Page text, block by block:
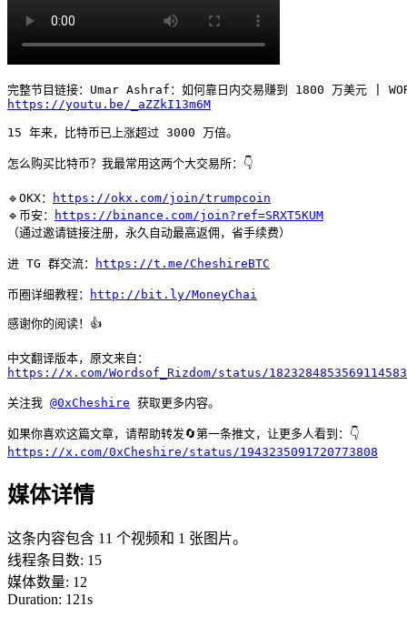
https://youtu.be/_aZZkI13m6M
15 年来，比特币已上涨超过 3000 万倍。
怎么购买比特币？我最常用这两个大交易所：👇
🔹OKX：
https://okx.com/join/trumpcoin
🔹币安：
https://binance.com/join?ref=SRXT5KUM
（通过邀请链接注册，永久自动最高返佣，省手续费）
进 TG 群交流： https://t.me/CheshireBTC
币圈详细教程： http://bit.ly/MoneyChai
感谢你的阅读！👍
https://x.com/Wordsof_Rizdom/status/1823284853569114583
关注我 @0xCheshire 获取更多内容。
https://x.com/0xCheshire/status/1943235091720773808
媒体详情
这条内容包含 11 个视频和 1 张图片。
线程条目数: 15
媒体数量: 12
Duration: 121s